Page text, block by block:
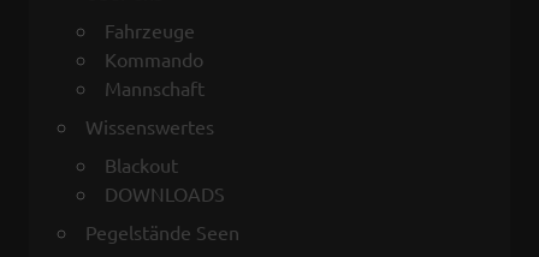
Fahrzeuge
Kommando
Mannschaft
Wissenswertes
Blackout
DOWNLOADS
Pegelstände Seen